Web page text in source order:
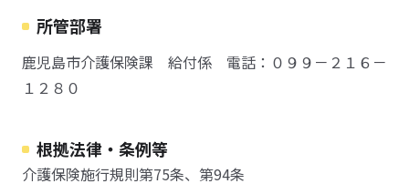
所管部署
鹿児島市介護保険課 給付係 電話：０９９－２１６－
１２８０
根拠法律・条例等
介護保険施行規則第75条、第94条